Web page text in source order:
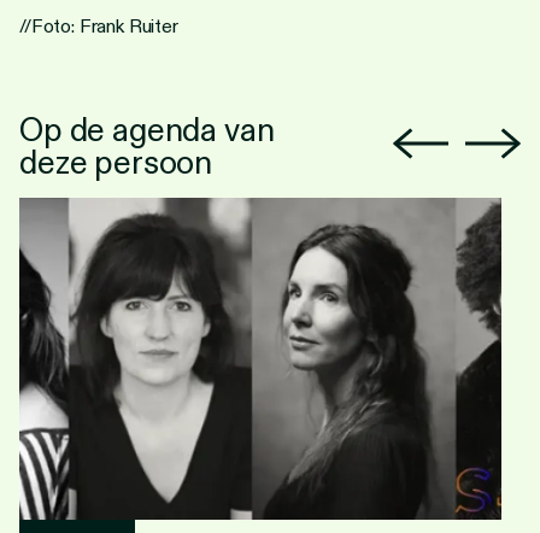
//Foto: Frank Ruiter
Op de agenda van
deze persoon